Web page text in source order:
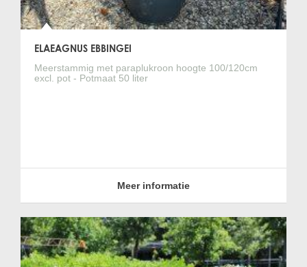
ELAEAGNUS EBBINGEI
Meerstammig met paraplukroon hoogte 100/120cm
excl. pot - Potmaat 50 liter
Meer informatie